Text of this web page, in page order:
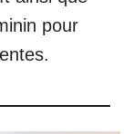
pour